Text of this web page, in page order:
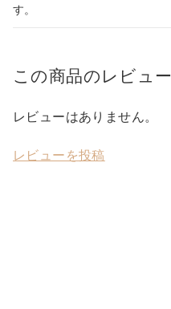
す。
この商品のレビュー
レビューはありません。
レビューを投稿